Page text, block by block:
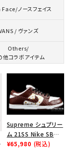
ノースフェイス
/ ヴァンズ
Others/
他コラボアイテム
Supreme シュプリー
ム 21SS Nike SB
Dunk Low ナイキSB
¥65,980 (税込)